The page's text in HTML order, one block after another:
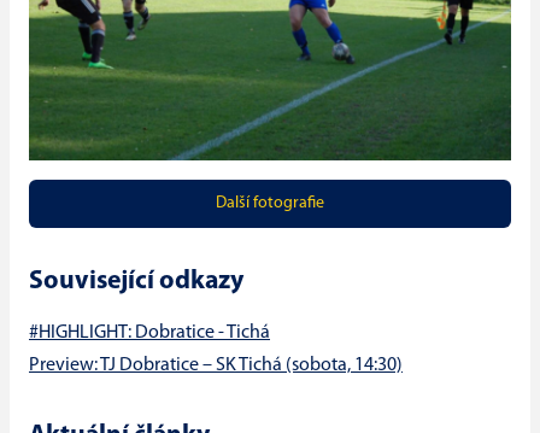
Další fotografie
Související odkazy
#HIGHLIGHT: Dobratice - Tichá
Preview: TJ Dobratice – SK Tichá (sobota, 14:30)